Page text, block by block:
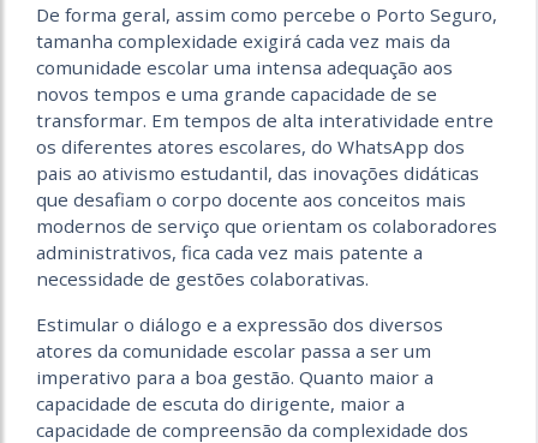
De forma geral, assim como percebe o Porto Seguro,
tamanha complexidade exigirá cada vez mais da
comunidade escolar uma intensa adequação aos
novos tempos e uma grande capacidade de se
transformar. Em tempos de alta interatividade entre
os diferentes atores escolares, do WhatsApp dos
pais ao ativismo estudantil, das inovações didáticas
que desafiam o corpo docente aos conceitos mais
modernos de serviço que orientam os colaboradores
administrativos, fica cada vez mais patente a
necessidade de gestões colaborativas.
Estimular o diálogo e a expressão dos diversos
atores da comunidade escolar passa a ser um
imperativo para a boa gestão. Quanto maior a
capacidade de escuta do dirigente, maior a
capacidade de compreensão da complexidade dos